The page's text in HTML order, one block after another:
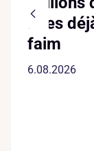
filles
faim
6.08.2026